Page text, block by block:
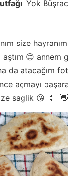
: Yok
size
😊 annem
da atacağım
açmayı
saglik